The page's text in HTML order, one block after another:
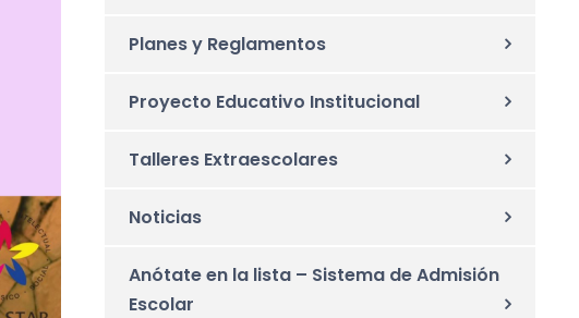
Planes y Reglamentos
Proyecto Educativo Institucional
Talleres Extraescolares
Noticias
Anótate en la lista – Sistema de Admisión
Escolar